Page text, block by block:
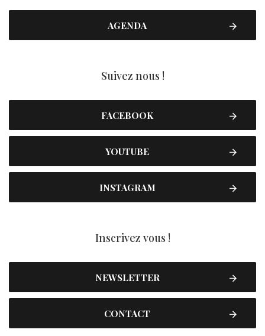
AGENDA
Suivez nous !
FACEBOOK
YOUTUBE
INSTAGRAM
Inscrivez vous !
NEWSLETTER
CONTACT